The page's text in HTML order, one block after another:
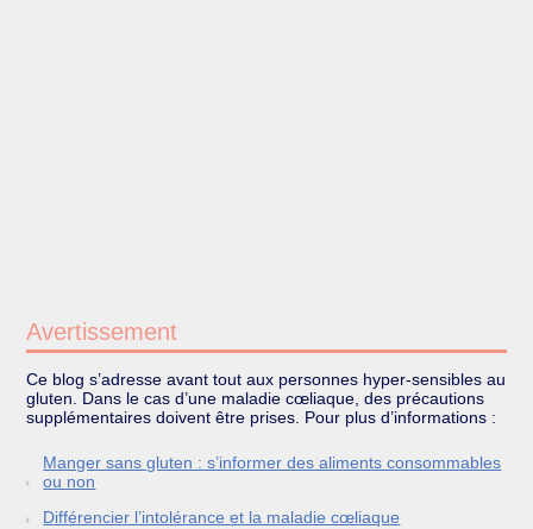
Avertissement
Ce blog s’adresse avant tout aux personnes hyper-sensibles au
gluten. Dans le cas d’une maladie cœliaque, des précautions
supplémentaires doivent être prises. Pour plus d’informations :
Manger sans gluten : s’informer des aliments consommables
ou non
Différencier l’intolérance et la maladie cœliaque